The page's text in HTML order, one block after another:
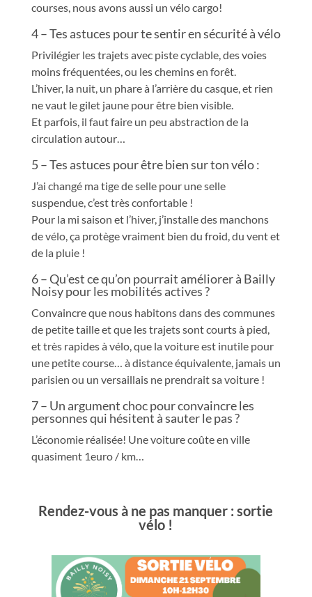
courses, nous avons aussi un vélo cargo!
4 – Tes astuces pour te sentir en sécurité à vélo
Privilégier les trajets avec piste cyclable, des voies
moins fréquentées, ou les chemins en forêt.
L’hiver, la nuit, un phare à l’arrière du casque, et rien
ne vaut le gilet jaune pour être bien visible.
Et parfois, il faut faire un peu abstraction de la
circulation autour…
5 – Tes astuces pour être bien sur ton vélo :
J’ai changé ma tige de selle pour une selle
suspendue, c’est très confortable !
Pour la mi saison et l’hiver, j’installe des manchons
de vélo, ça protège vraiment bien du froid, du vent et
de la pluie !
6 – Qu’est ce qu’on pourrait améliorer à Bailly
Noisy pour les mobilités actives ?
Convaincre que nous habitons dans des communes
de petite taille et que les trajets sont courts à pied,
et très rapides à vélo, que la voiture est inutile pour
une petite course… à distance équivalente, jamais un
parisien ou un versaillais ne prendrait sa voiture !
7 – Un argument choc pour convaincre les
personnes qui hésitent à sauter le pas ?
L’économie réalisée! Une voiture coûte en ville
quasiment 1euro / km…
Rendez-vous à ne pas manquer : sortie
vélo !